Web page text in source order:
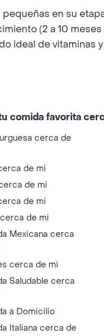
en su
(2 a 10
ideal de vitaminas
comida favorita
cerca de
de mi
de mi
de mi
de mi
Mexicana cerca
cerca de mi
Saludable cerca
a Domicilio
Italiana cerca de